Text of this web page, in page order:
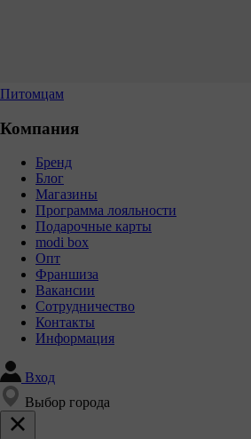
Питомцам
Компания
Бренд
Блог
Магазины
Программа лояльности
Подарочные карты
modi box
Опт
Франшиза
Вакансии
Сотрудничество
Контакты
Информация
Вход
Выбор города